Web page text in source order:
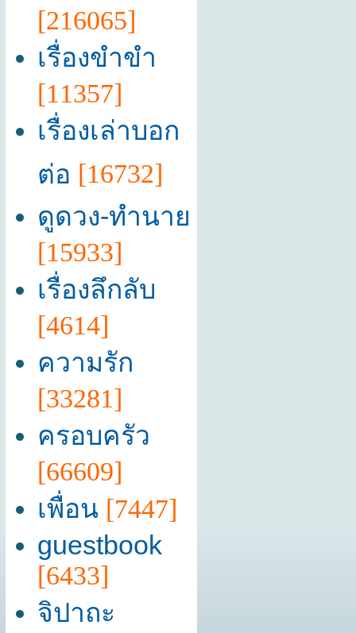
[216065]
เรื่องขำขำ
[11357]
เรื่องเล่าบอก
ต่อ [16732]
ดูดวง-ทำนาย
[15933]
เรื่องลึกลับ
[4614]
ความรัก
[33281]
ครอบครัว
[66609]
เพื่อน [7447]
guestbook
[6433]
จิปาถะ